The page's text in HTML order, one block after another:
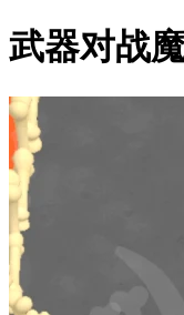
武器对战